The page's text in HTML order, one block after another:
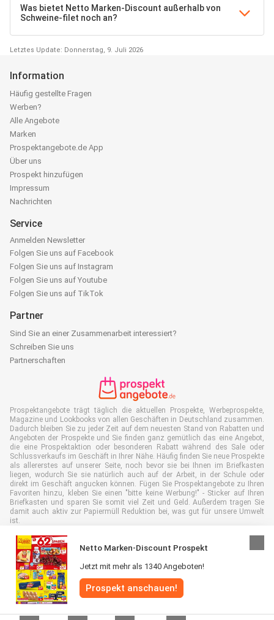
Was bietet Netto Marken-Discount außerhalb von
Schweine-filet noch an?
Letztes Update: Donnerstag, 9. Juli 2026
Netto Marken-Discount Prospekt
Jetzt mit mehr als 1340 Angeboten!
Prospekt anschauen!
Information
Häufig gestellte Fragen
Werben?
Alle Angebote
Marken
Prospektangebote.de App
Über uns
Prospekt hinzufügen
Impressum
Nachrichten
Service
Anmelden Newsletter
Folgen Sie uns auf Facebook
Folgen Sie uns auf Instagram
Folgen Sie uns auf Youtube
Folgen Sie uns auf TikTok
Partner
Sind Sie an einer Zusammenarbeit interessiert?
Schreiben Sie uns
Partnerschaften
Prospektangebote trägt täglich die aktuellen Prospekte, Werbeprospekte,
Magazine und Lookbooks von allen Geschäften in Deutschland zusammen.
Dadurch bleiben Sie zu jeder Zeit auf dem neuesten Stand von Rabatten und
Angeboten der Prospekte und Sie finden ganz gemütlich das eine Angebot,
die eine Prospektaktion oder besonderen Rabatt während des Sale oder
Schlussverkaufs im Geschäft in Ihrer Nähe. Häufig finden Sie neue Prospekte
als allererstes auf unserer Seite, noch bevor sie bei Ihnen im Briefkasten
liegen, wodurch Sie sie natürlich auch auf der Arbeit, in der Schule oder
direkt im Geschäft angucken können. Fügen Sie Prospektangebote zu Ihren
Favoriten hinzu, kleben Sie einen "bitte keine Werbung!" - Sticker auf Ihren
Briefkasten und sparen Sie somit viel Zeit und Geld. Außerdem tragen Sie
damit auch aktiv zur Papiermüll Reduktion bei, was gut für unsere Umwelt
ist.
Alle Rechte vorbehalten © Prospektangebote.de 2026 |
|Allgemeine Geschäftsbedingungen|Datenschutzerklärung